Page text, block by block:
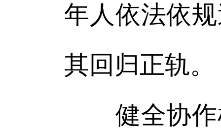
年人依法依
其回归正轨。
健全协作